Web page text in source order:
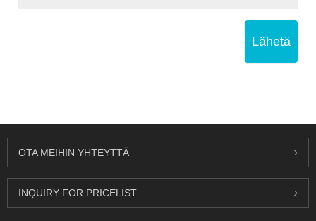
Lähetä
OTA MEIHIN YHTEYTTÄ
INQUIRY FOR PRICELIST